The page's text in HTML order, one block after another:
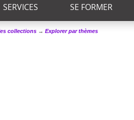
SERVICES SE FORMER
collections → Explorer par thèmes